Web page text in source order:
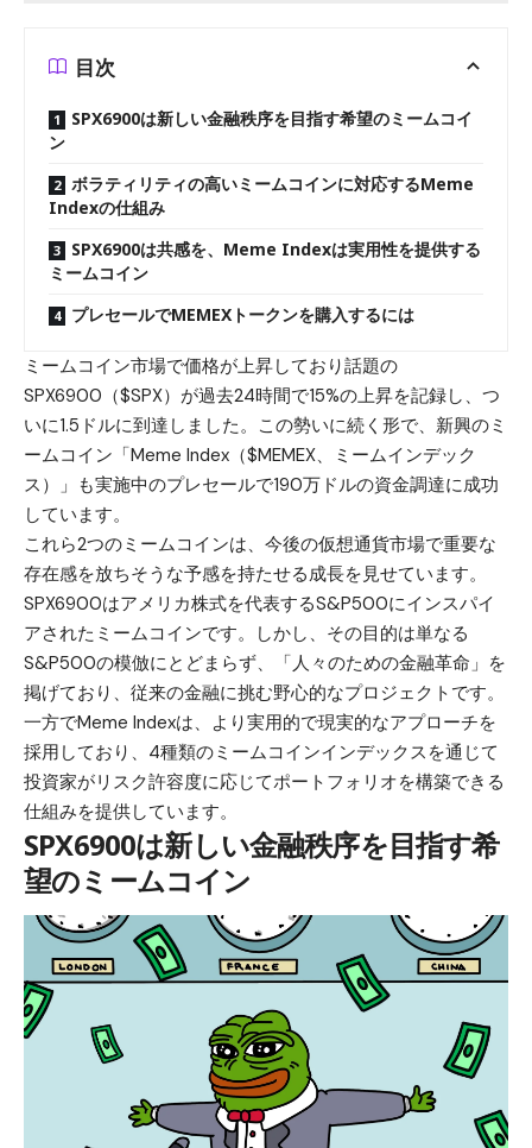
目次
SPX6900は新しい金融秩序を目指す希望のミームコイ
ン
ボラティリティの高いミームコインに対応するMeme
Indexの仕組み
SPX6900は共感を、Meme Indexは実用性を提供する
ミームコイン
プレセールでMEMEXトークンを購入するには
ミームコイン市場で価格が上昇しており話題の
SPX6900（$SPX） が過去24時間で15%の上昇を記録し、つ
いに1.5ドルに到達しました。この勢いに続く形で、新興のミ
ームコイン「Meme Index（$MEMEX、ミームインデック
ス） 」も実施中のプレセールで190万ドルの資金調達に成功
しています。
これら2つのミームコインは、今後の仮想通貨市場で重要な
存在感を放ちそうな予感を持たせる成長を見せています。
SPX6900はアメリカ株式を代表するS&P500にインスパイ
アされたミームコインです。しかし、その目的は単なる
S&P500の模倣にとどまらず、「人々のための金融革命」を
掲げており、従来の金融に挑む野心的なプロジェクトです。
一方でMeme Indexは、より実用的で現実的なアプローチを
採用しており、4種類のミームコインインデックスを通じて
投資家がリスク許容度に応じてポートフォリオを構築できる
仕組みを提供しています。
SPX6900は新しい金融秩序を目指す希
望のミームコイン